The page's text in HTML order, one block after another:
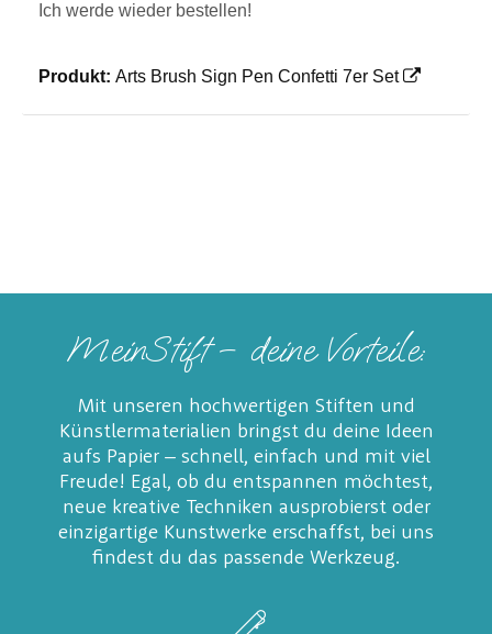
Ich werde wieder bestellen!
Produkt: Arts Brush Sign Pen Confetti 7er Set
MeinStift – deine Vorteile:
Mit unseren hochwertigen Stiften und
Künstlermaterialien bringst du deine Ideen
aufs Papier – schnell, einfach und mit viel
Freude! Egal, ob du entspannen möchtest,
neue kreative Techniken ausprobierst oder
einzigartige Kunstwerke erschaffst, bei uns
findest du das passende Werkzeug.